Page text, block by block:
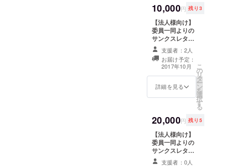
場にてお渡しい
たします。申請
の際にその旨を
ご連絡くださ
い。
10,000円 残り3
【法人様向け】
委員一同よりの
サンクスレター
お祭り当日の模
様をお伝えする
フォトブック
HP及び当日会場
での法人名掲載
当日会場に飾る
支援者：2人
お届け予定：
2017年10月
詳細を見る
こ
の
リ
タ
ー
ン
を
選
択
す
る
20,000円 残り5
【法人様向け】
委員一同よりの
サンクスレター
お祭り当日の模
支援者：0人